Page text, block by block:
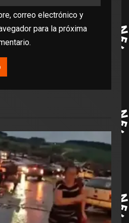
correo electrónico y
para la próxima